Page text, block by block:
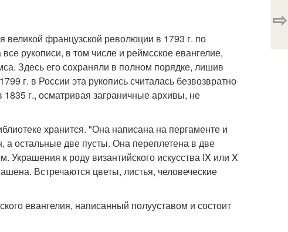
великой французской революции в 1793 г. по
рукописи, в том числе и реймсское евангелие,
Здесь его сохраняли в полном порядке, лишив
г. в России эта рукопись считалась безвозвратно
1835 г., осматривая заграничные архивы, не
хранится. "Она написана на пергаменте и
а остальные две пусты. Она переплетена в две
к роду византийского искусства IX или X
Встречаются цветы, листья, человеческие
евангелия, написанный полууставом и состоит
⇨